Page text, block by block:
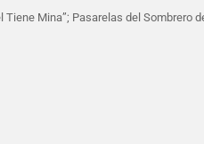
Mina”; Pasarelas del Sombrero